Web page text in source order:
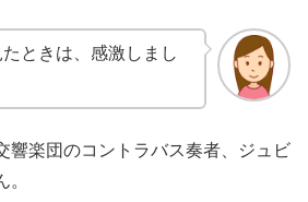
ときは、感激しまし
響楽団のコントラバス奏者、ジュビ